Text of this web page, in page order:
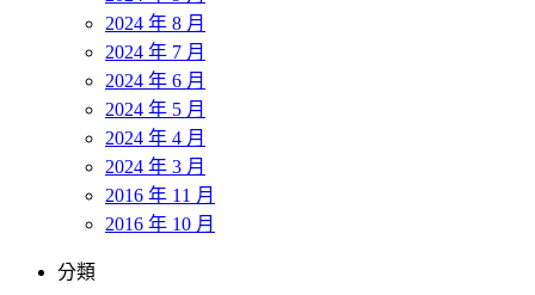
2024 年 8 月
2024 年 7 月
2024 年 6 月
2024 年 5 月
2024 年 4 月
2024 年 3 月
2016 年 11 月
2016 年 10 月
分類